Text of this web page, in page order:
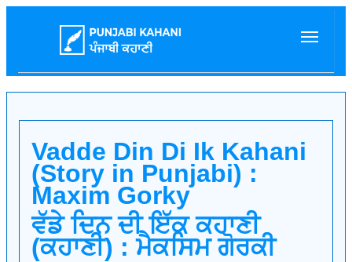
Vadde Din Di Ik Kahani
(Story in Punjabi) :
Maxim Gorky
ਵੱਡੇ ਦਿਨ ਦੀ ਇੱਕ ਕਹਾਣੀ
(ਕਹਾਣੀ) : ਮੈਕਸਿਮ ਗੋਰਕੀ